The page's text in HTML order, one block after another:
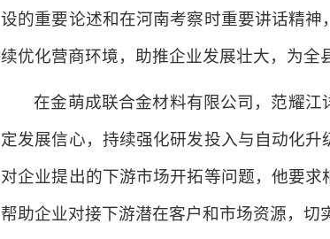
设的重要论述和在河南考察时重要讲话精
续优化营商环境，助推企业发展壮大，为全
在金萌成联合金材料有限公司，范耀
定发展信心，持续强化研发投入与自动化
对企业提出的下游市场开拓等问题，他要
帮助企业对接下游潜在客户和市场资源，切